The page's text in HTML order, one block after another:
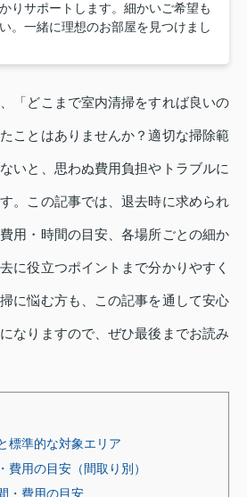
りサポートします。細かいご希望も
。一緒に理想のお部屋を見つけまし
「どこまで室内清掃をすれば良いの
ことはありませんか？適切な掃除範
いと、思わぬ費用負担やトラブルに
。この記事では、退去時に求められ
用・時間の目安、各場所ごとの細か
に役立つポイントまで分かりやすく
に悩む方も、この記事を通して安心
なりますので、ぜひ最後までお読み
標準的な対象エリア
費用の目安（間取り別）
・費用の目安